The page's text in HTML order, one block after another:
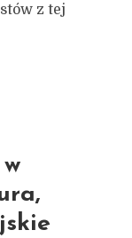
z tej